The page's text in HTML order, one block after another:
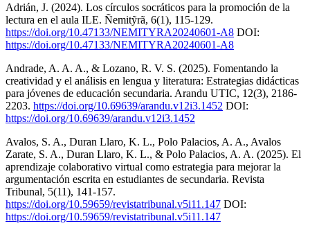
Adrián, J. (2024). Los círculos socráticos para la promoción de la
lectura en el aula ILE. Ñemitỹrã, 6(1), 115-129.
https://doi.org/10.47133/NEMITYRA20240601-A8 DOI:
https://doi.org/10.47133/NEMITYRA20240601-A8
Andrade, A. A. A., & Lozano, R. V. S. (2025). Fomentando la
creatividad y el análisis en lengua y literatura: Estrategias didácticas
para jóvenes de educación secundaria. Arandu UTIC, 12(3), 2186-
2203. https://doi.org/10.69639/arandu.v12i3.1452 DOI:
https://doi.org/10.69639/arandu.v12i3.1452
Avalos, S. A., Duran Llaro, K. L., Polo Palacios, A. A., Avalos
Zarate, S. A., Duran Llaro, K. L., & Polo Palacios, A. A. (2025). El
aprendizaje colaborativo virtual como estrategia para mejorar la
argumentación escrita en estudiantes de secundaria. Revista
Tribunal, 5(11), 141-157.
https://doi.org/10.59659/revistatribunal.v5i11.147 DOI:
https://doi.org/10.59659/revistatribunal.v5i11.147